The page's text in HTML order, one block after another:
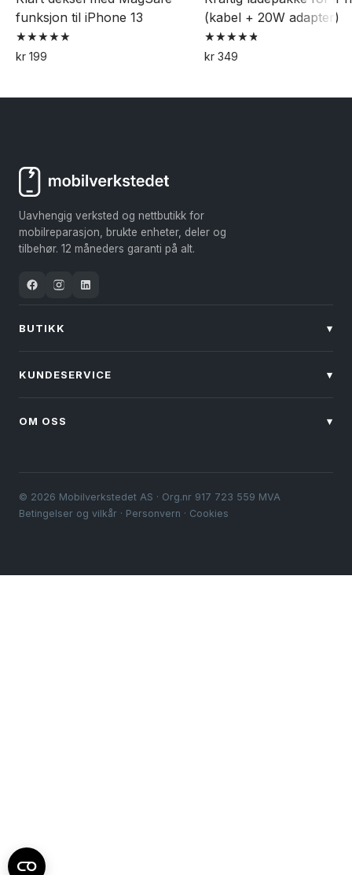
funksjon til iPhone 13
Vurdert
5.00
kr 199
(kabel + 20W adapter)
Vurdert
4.82
kr349
Uavhengig verksted og nettbutikk for
mobilreparasjon, brukte enheter, deler og
tilbehør. 12 måneders garanti på alt.
BUTIKK ▾
KUNDESERVICE ▾
OM OSS ▾
© 2026 Mobilverkstedet AS · Org.nr 917 723 559 MVA
Betingelser og vilkår · Personvern · Cookies